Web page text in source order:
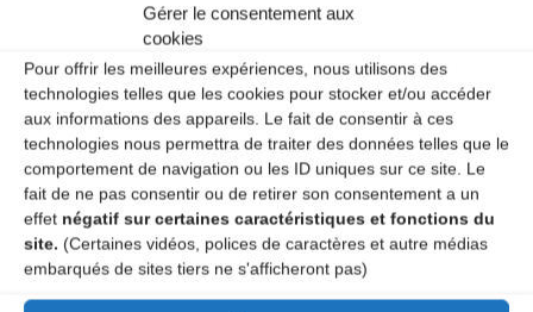
Gérer le consentement aux
cookies
Pour offrir les meilleures expériences, nous utilisons des
technologies telles que les cookies pour stocker et/ou accéder
aux informations des appareils. Le fait de consentir à ces
technologies nous permettra de traiter des données telles que le
comportement de navigation ou les ID uniques sur ce site. Le
fait de ne pas consentir ou de retirer son consentement a un
effet négatif sur certaines caractéristiques et fonctions du
site. (Certaines vidéos, polices de caractères et autre médias
embarqués de sites tiers ne s'afficheront pas)
Save my name, email, and site URL in my browser for next
time I post a comment.
Ce site utilise Akismet pour réduire les indésirables.En
savoir plus sur la façon dont les données de vos
commentaires sont traitées.